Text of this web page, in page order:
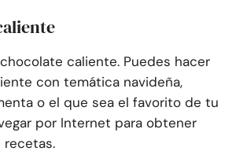
caliente. Puedes hacer
con temática navideña,
o el que sea el favorito de tu
por Internet para obtener
recetas.